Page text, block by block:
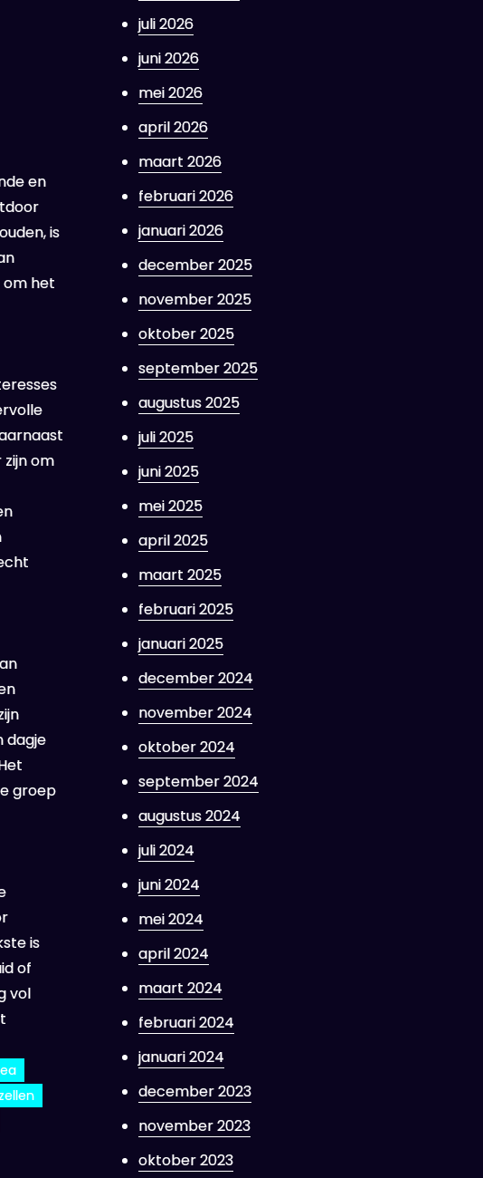
en
is
om het
om
dagje
groep
is
of
vol
juli 2026
juni 2026
mei 2026
april 2026
maart 2026
februari 2026
januari 2026
december 2025
november 2025
oktober 2025
september 2025
augustus 2025
juli 2025
juni 2025
mei 2025
april 2025
maart 2025
februari 2025
januari 2025
december 2024
november 2024
oktober 2024
september 2024
augustus 2024
juli 2024
juni 2024
mei 2024
april 2024
maart 2024
februari 2024
januari 2024
december 2023
november 2023
oktober 2023